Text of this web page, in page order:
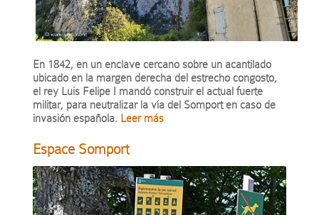
En 1842, en un enclave cercano sobre un acantilado
ubicado en la margen derecha del estrecho congosto,
el rey Luis Felipe I mandó construir el actual fuerte
militar, para neutralizar la vía del Somport en caso de
invasión española. Leer más
Espace Somport